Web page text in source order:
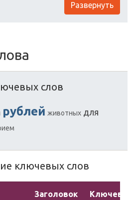
Развернуть
слов
рублей животных для
ключевых слов
Заголовок
Ключевые